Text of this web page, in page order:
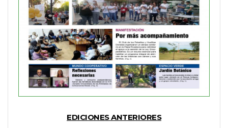
EDICIONES ANTERIORES